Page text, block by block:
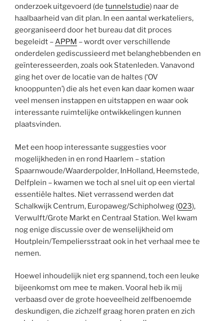
onderzoek uitgevoerd (de tunnelstudie) naar de
haalbaarheid van dit plan. In een aantal werkateliers,
georganiseerd door het bureau dat dit proces
begeleidt –APPM – wordt over verschillende
onderdelen gediscussieerd met belanghebbenden en
geïnteresseerden, zoals ook Statenleden. Vanavond
ging het over de locatie van de haltes (‘OV
knooppunten’) die als het even kan daar komen waar
veel mensen instappen en uitstappen en waar ook
interessante ruimtelijke ontwikkelingen kunnen
plaatsvinden.
Met een hoop interessante suggesties voor
mogelijkheden in en rond Haarlem – station
Spaarnwoude/Waarderpolder, InHolland, Heemstede,
Delfplein – kwamen we toch al snel uit op een viertal
essentiële haltes. Niet verrassend werden dat
Schalkwijk Centrum, Europaweg/Schipholweg (023),
Verwulft/Grote Markt en Centraal Station. Wel kwam
nog enige discussie over de wenselijkheid om
Houtplein/Tempeliersstraat ook in het verhaal mee te
nemen.
Hoewel inhoudelijk niet erg spannend, toch een leuke
bijeenkomst om mee te maken. Vooral heb ik mij
verbaasd over de grote hoeveelheid zelfbenoemde
deskundigen, die zichzelf graag horen praten en zich